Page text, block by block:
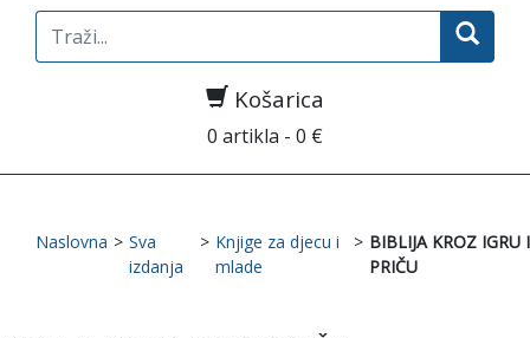
Search
for:
Košarica
0 artikla - 0 €
Naslovna > Sva
izdanja
> Knjige za djecu i
mlade
> BIBLIJA KROZ IGRU I
PRIČU